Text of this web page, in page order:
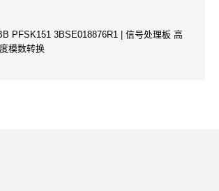
PFSK151 3BSE018876R1 | 信号处理板 高
模数转换